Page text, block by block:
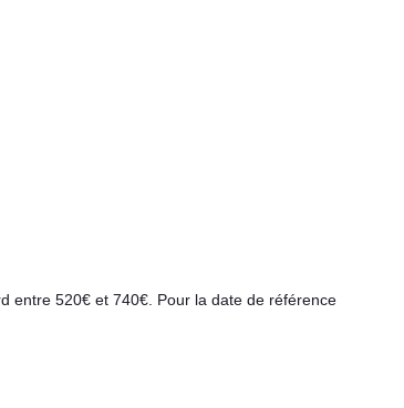
entre 520€ et 740€. Pour la date de référence